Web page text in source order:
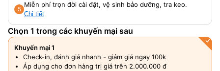
5
Miễn phí trọn đời cài đặt, vệ sinh bảo dưỡng, tra keo.
Chi tiết
Chọn 1 trong các khuyến mại sau
Khuyến mại 1
Check-in, đánh giá nhanh - giảm giá ngay 100k
Áp dụng cho đơn hàng trị giá trên 2.000.000 đ